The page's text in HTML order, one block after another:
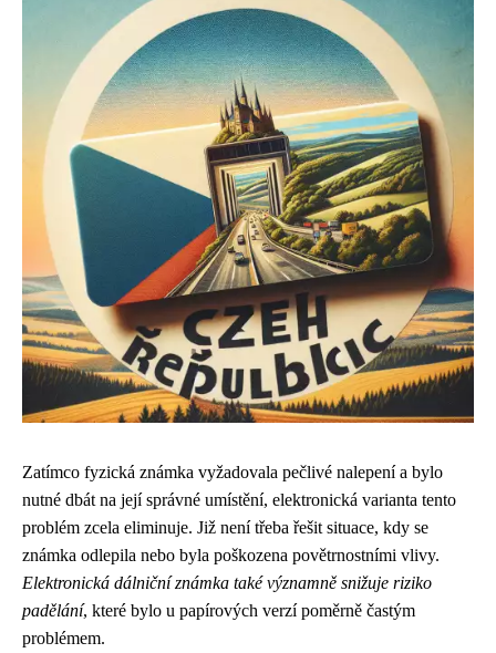
Zatímco fyzická známka vyžadovala pečlivé nalepení a bylo
nutné dbát na její správné umístění, elektronická varianta tento
problém zcela eliminuje. Již není třeba řešit situace, kdy se
známka odlepila nebo byla poškozena povětrnostními vlivy.
Elektronická dálniční známka také významně snižuje riziko
padělání, které bylo u papírových verzí poměrně častým
problémem.